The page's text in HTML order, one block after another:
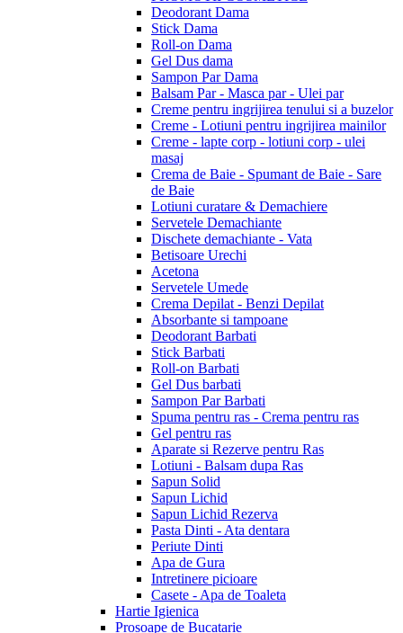
Deodorant Dama
Stick Dama
Roll-on Dama
Gel Dus dama
Sampon Par Dama
Balsam Par - Masca par - Ulei par
Creme pentru ingrijirea tenului si a buzelor
Creme - Lotiuni pentru ingrijirea mainilor
Creme - lapte corp - lotiuni corp - ulei
masaj
Crema de Baie - Spumant de Baie - Sare
de Baie
Lotiuni curatare & Demachiere
Servetele Demachiante
Dischete demachiante - Vata
Betisoare Urechi
Acetona
Servetele Umede
Crema Depilat - Benzi Depilat
Absorbante si tampoane
Deodorant Barbati
Stick Barbati
Roll-on Barbati
Gel Dus barbati
Sampon Par Barbati
Spuma pentru ras - Crema pentru ras
Gel pentru ras
Aparate si Rezerve pentru Ras
Lotiuni - Balsam dupa Ras
Sapun Solid
Sapun Lichid
Sapun Lichid Rezerva
Pasta Dinti - Ata dentara
Periute Dinti
Apa de Gura
Intretinere picioare
Casete - Apa de Toaleta
Hartie Igienica
Prosoape de Bucatarie